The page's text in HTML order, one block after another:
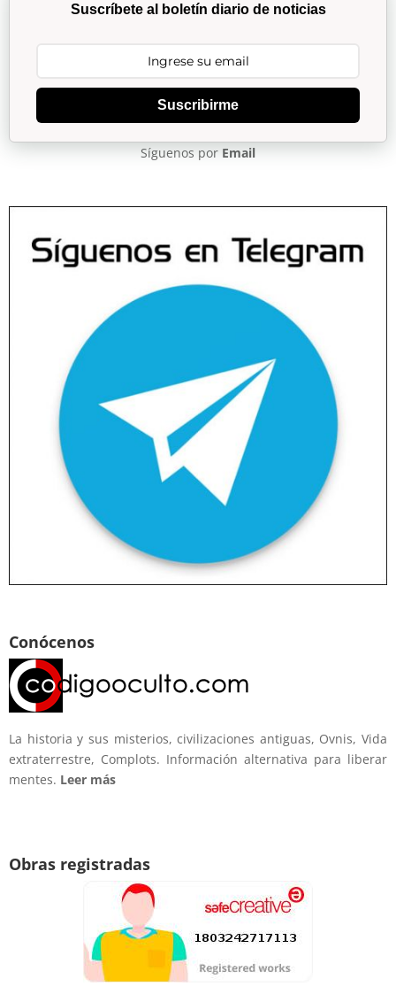
Suscríbete al boletín diario de noticias
Suscribirme
Síguenos por Email
Conócenos
La historia y sus misterios, civilizaciones antiguas, Ovnis, Vida
extraterrestre, Complots. Información alternativa para liberar
mentes. Leer más
Obras registradas